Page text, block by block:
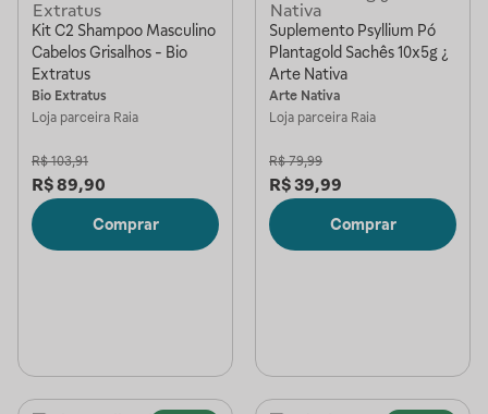
Kit C2 Shampoo Masculino
Cabelos Grisalhos - Bio
Extratus
Bio Extratus
Loja parceira Raia
R$ 103,91
R$89,90
Comprar
Suplemento Psyllium Pó
Plantagold Sachês 10x5g ¿
Arte Nativa
Arte Nativa
Loja parceira Raia
R$ 79,99
R$39,99
Comprar